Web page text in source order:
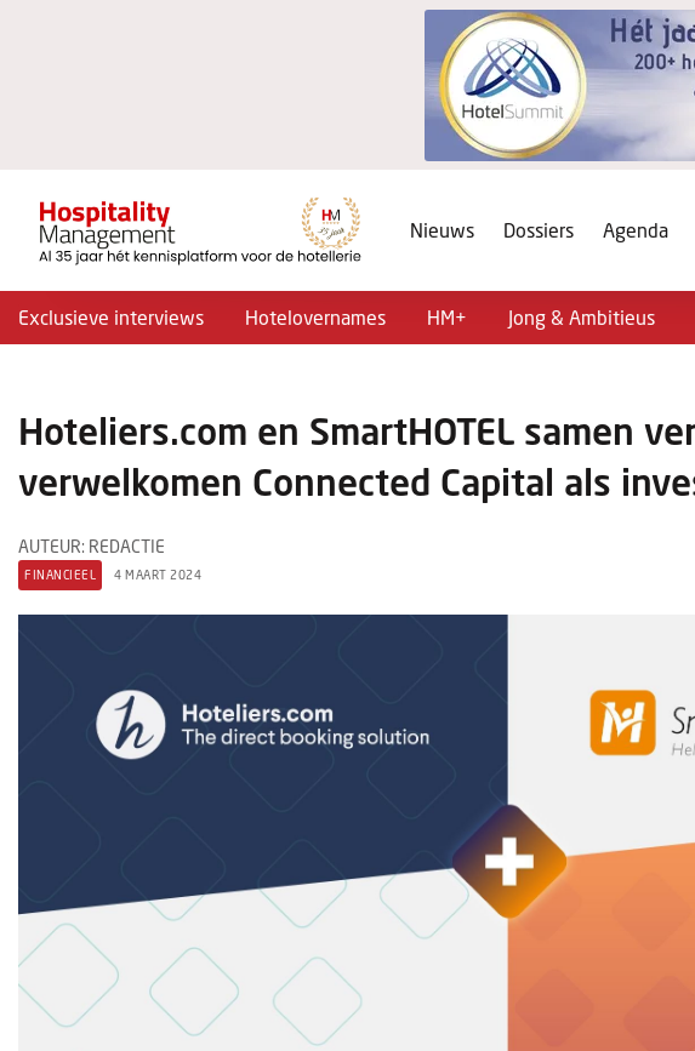
Nieuws Dossiers Agenda
Exclusieve interviews Hotelovernames HM+ Jong & Ambitieus
Hoteliers.com en SmartHOTEL samen
verwelkomen Connected Capital als
AUTEUR: REDACTIE
FINANCIEEL 4 MAART 2024